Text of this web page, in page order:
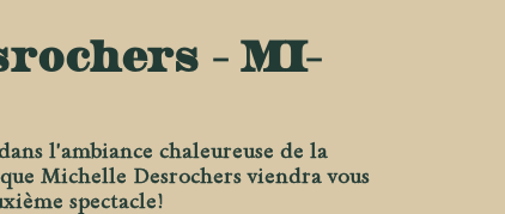
- MI-
l'ambiance chaleureuse de la
Michelle Desrochers viendra vous
spectacle!